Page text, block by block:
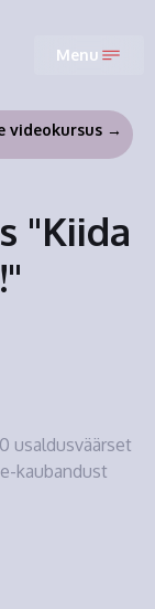
Menu
videokursus →
"Kiida
usaldusväärset
kaubandust